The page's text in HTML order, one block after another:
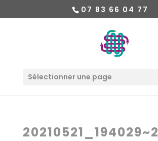
07 83 66 04 77
Sélectionner une page
20210521_194029~2